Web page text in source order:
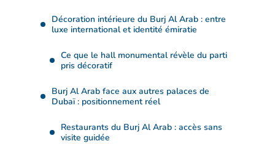
Décoration intérieure du Burj Al Arab : entre
luxe international et identité émiratie
Ce que le hall monumental révèle du parti
pris décoratif
Burj Al Arab face aux autres palaces de
Dubaï : positionnement réel
Restaurants du Burj Al Arab : accès sans
visite guidée